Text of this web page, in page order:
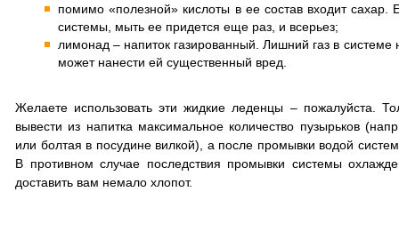
помимо «полезной» кислоты в ее состав входит сахар.
системы, мыть ее придется еще раз, и всерьез;
лимонад – напиток газированный. Лишний газ в
может нанести ей существенный вред.
Желаете использовать эти жидкие леденцы – пожалуйста.
вывести из напитка максимальное количество пузырьков
или болтая в посудине вилкой), а после промывки водой
В противном случае последствия промывки системы
доставить вам немало хлопот.